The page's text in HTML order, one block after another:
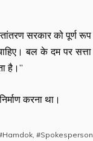
सरकार को पूर्ण रूप
बल के दम पर सत्ता
है।’’
करना था।
, #Spokesperson